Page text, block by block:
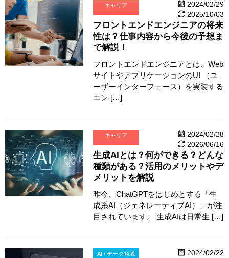
キャリア
2024/02/29
2025/10/03
フロントエンドエンジニアの将来
性は？仕事内容から今後の予想ま
で解説！
フロントエンドエンジニアとは、Web
サイトやアプリケーションのUI （ユ
ーザーインターフェース）を実装する
エン […]
キャリア
2024/02/28
2026/06/16
生成AIとは？何ができる？どんな
種類がある？活用のメリットやデ
メリットを解説
昨今、ChatGPTをはじめとする「生
成系AI（ジェネレーティブAI）」が注
目されています。 生成AIは日常生 […]
AI / データ領域
2024/02/22